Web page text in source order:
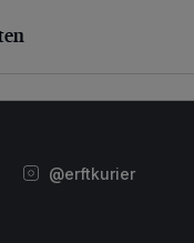
@erftkurier